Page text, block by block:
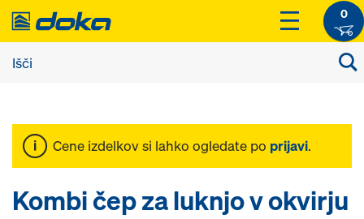
0
Cene izdelkov si lahko ogledate po prijavi.
Kombi čep za luknjo v okvirju